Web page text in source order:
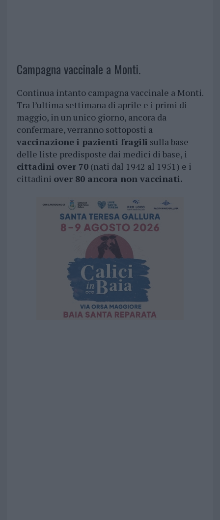
Campagna vaccinale a Monti.
Continua intanto campagna vaccinale a Monti.
Tra l’ultima settimana di aprile e i primi di
maggio, in un unico giorno, ancora da
confermare, verranno sottoposti a
vaccinazione i pazienti fragili sulla base
delle liste predisposte dai medici di base, i
cittadini over 70(nati dal 1942 al 1951) e i
cittadini over 80 ancora non vaccinati.